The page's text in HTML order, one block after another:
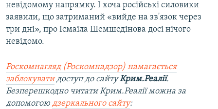
невідомому напрямку. І хоча російські силовики
заявили, що затриманий «вийде на зв'язок через
три дні», про Ісмаїла Шемшедінова досі нічого
невідомо.
Роскомнагляд (Роскомнадзор) намагається
заблокуватидоступ до сайтуКрим.Реалії.
Безперешкодно читати Крим.Реалії можна за
допомогою дзеркального сайту: